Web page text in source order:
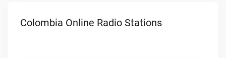
Colombia Online Radio Stations